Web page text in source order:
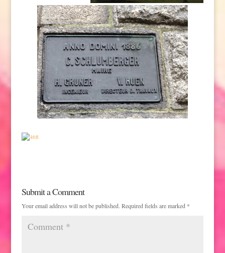
Submit a Comment
Your email address will not be published. Required fields are marked *